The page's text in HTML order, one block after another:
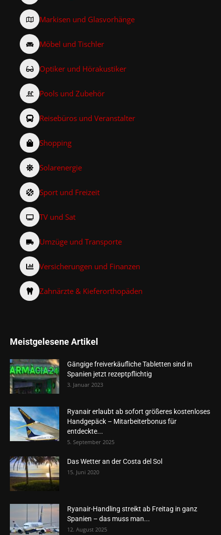
Markisen und Glasvorhänge
Möbel und Tischler
Optiker und Hörakustiker
Pools und Zubehör
Reisebüros und Veranstalter
Shopping
Solarenergie
Sport und Freizeit
TV und Sat
Umzüge und Transporte
Versicherungen und Finanzen
Zahnärzte & Kieferorthopäden
Meistgelesene Artikel
Gängige freiverkäufliche Tabletten sind in
Spanien jetzt rezeptpflichtig
3. Januar 2023
Ryanair erlaubt ab sofort größeres kostenloses
Handgepäck – Mitarbeiterbonus für
entdeckte...
5. September 2025
Das Wetter an der Costa del Sol
15. Juni 2020
Ryanair-Handling streikt ab Freitag in ganz
Spanien – das muss man...
12. August 2025